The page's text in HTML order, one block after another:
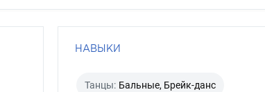
НАВЫКИ
Танцы: Бальные, Брейк-данс